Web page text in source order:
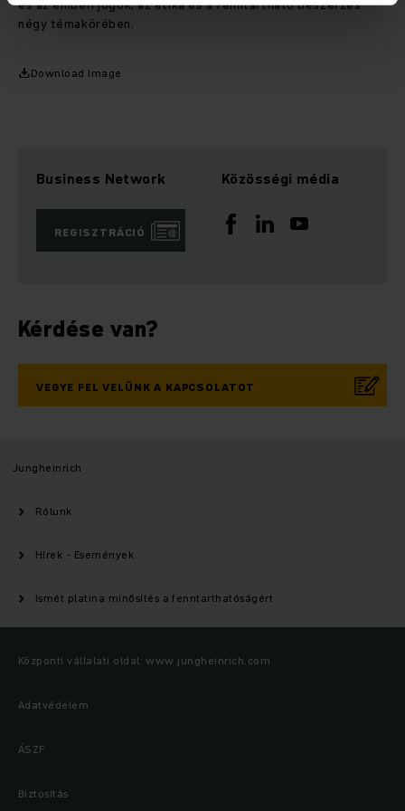
és az emberi jogok, az etika és a fenntartható beszerzés
négy témakörében.
Download Image
Business Network
REGISZTRÁCIÓ
Közösségi média
Kérdése van?
VEGYE FEL VELÜNK A KAPCSOLATOT
Jungheinrich
Rólunk
Hírek - Események
Ismét platina minősítés a fenntarthatóságért
Központi vállalati oldal: www.jungheinrich.com
Adatvédelem
ÁSZF
Biztosítás